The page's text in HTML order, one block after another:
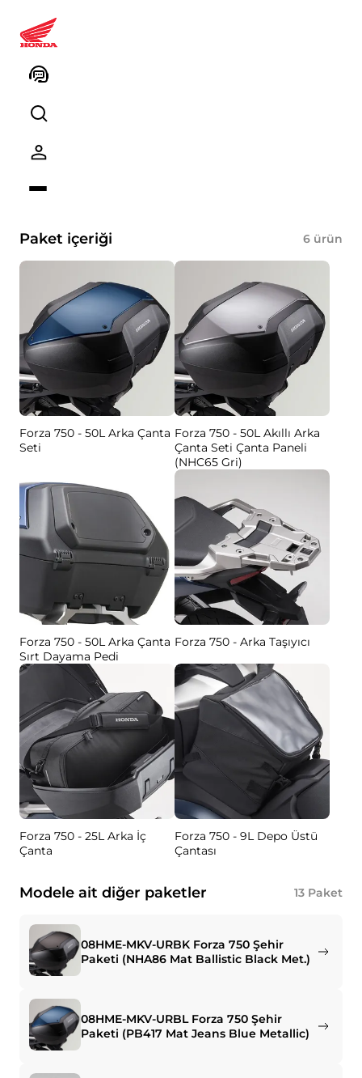
Şehir Paketi (NHC65 Iridium
Gray Metallic)
Ürün kodu
Paket içeriği 6 ürün
Forza 750 - 50L Arka Çanta
Seti
Forza 750 - 50L Akıllı Arka
Çanta Seti Çanta Paneli
(NHC65 Gri)
Forza 750 - 50L Arka Çanta
Sırt Dayama Pedi
Forza 750 - Arka Taşıyıcı
Forza 750 - 25L Arka İç
Çanta
Forza 750 - 9L Depo Üstü
Çantası
Modele ait diğer paketler 13 Paket
08HME-MKV-URBK Forza 750 Şehir
Paketi (NHA86 Mat Ballistic Black Met.)
08HME-MKV-URBL Forza 750 Şehir
Paketi (PB417 Mat Jeans Blue Metallic)